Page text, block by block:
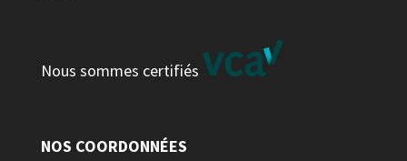
Nous sommes certifiés
NOS COORDONNÉES